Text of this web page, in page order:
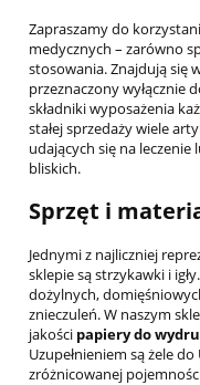
Zapraszamy do
medycznych – zarówno
stosowania. Znajdują się
przeznaczony wyłącznie
składniki wyposażenia
stałej sprzedaży wiele
udających się na
bliskich.
Sprzęt i
Jednymi z najliczniej
sklepie są strzykawki i
dożylnych,
znieczuleń. W naszym
jakości papiery do
Uzupełnieniem są żele
zróżnicowanej